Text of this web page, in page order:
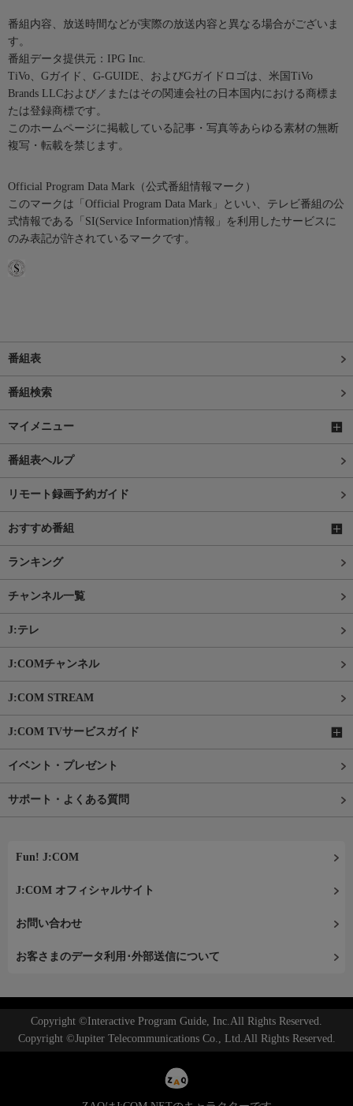
番組内容、放送時間などが実際の放送内容と異なる場合がございま
す。
番組データ提供元：IPG Inc.
TiVo、Gガイド、G-GUIDE、およびGガイドロゴは、米国TiVo
Brands LLCおよび／またはその関連会社の日本国内における商標ま
たは登録商標です。
このホームページに掲載している記事・写真等あらゆる素材の無断
複写・転載を禁じます。
Official Program Data Mark（公式番組情報マーク）
このマークは「Official Program Data Mark」といい、テレビ番組の公
式情報である「SI(Service Information)情報」を利用したサービスに
のみ表記が許されているマークです。
番組表
番組検索
マイメニュー
番組表ヘルプ
リモート録画予約ガイド
おすすめ番組
ランキング
チャンネル一覧
J:テレ
J:COMチャンネル
J:COM STREAM
J:COM TVサービスガイド
イベント・プレゼント
サポート・よくある質問
Fun! J:COM
J:COM オフィシャルサイト
お問い合わせ
お客さまのデータ利用･外部送信について
Copyright ©Interactive Program Guide, Inc.All Rights Reserved.
Copyright ©Jupiter Telecommunications Co., Ltd.All Rights Reserved.